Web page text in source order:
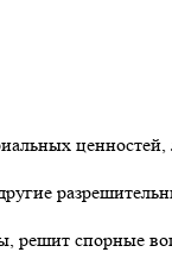
решит спорные